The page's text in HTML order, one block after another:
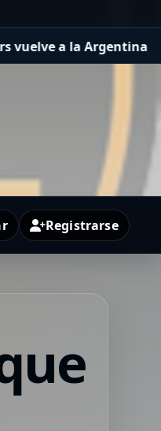
Argentina: dónde se
Registrarse